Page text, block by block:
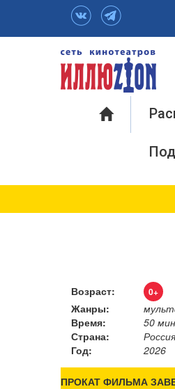
Возраст: 0+
Жанры:
Время:
50
Страна:
Россия
Год:
2026
ПРОКАТ ФИЛЬМА